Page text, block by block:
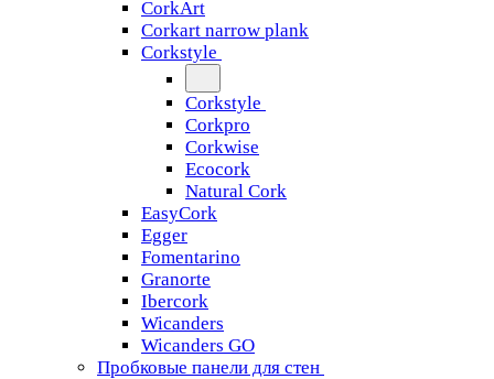
CorkArt
Corkart narrow plank
Corkstyle
Corkstyle
Corkpro
Corkwise
Ecocork
Natural Cork
EasyCork
Egger
Fomentarino
Granorte
Ibercork
Wicanders
Wicanders GO
Пробковые панели для стен